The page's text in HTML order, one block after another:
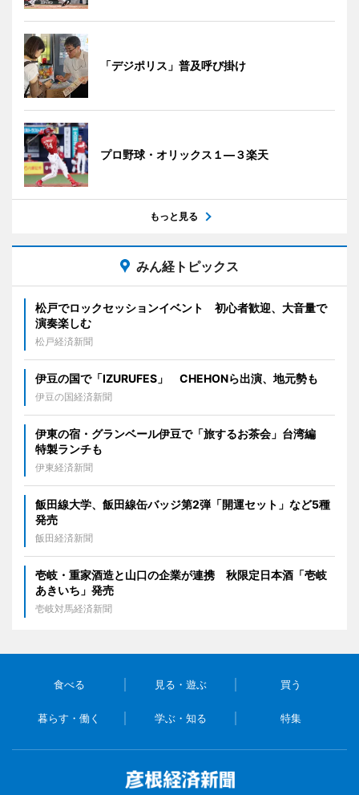
「デジポリス」普及呼び掛け
プロ野球・オリックス１―３楽天
もっと見る
みん経トピックス
松戸でロックセッションイベント 初心者歓迎、大音量で
演奏楽しむ
松戸経済新聞
伊豆の国で「IZURUFES」 CHEHONら出演、地元勢も
伊豆の国経済新聞
伊東の宿・グランベール伊豆で「旅するお茶会」台湾編
特製ランチも
伊東経済新聞
飯田線大学、飯田線缶バッジ第2弾「開運セット」など5種
発売
飯田経済新聞
壱岐・重家酒造と山口の企業が連携 秋限定日本酒「壱岐
あきいち」発売
壱岐対馬経済新聞
食べる 見る・遊ぶ 買う
暮らす・働く 学ぶ・知る 特集